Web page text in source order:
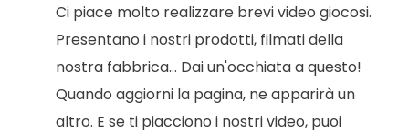
Ci piace molto realizzare brevi video giocosi.
Presentano i nostri prodotti, filmati della
nostra fabbrica... Dai un'occhiata a questo!
Quando aggiorni la pagina, ne apparirà un
altro. E se ti piacciono i nostri video, puoi